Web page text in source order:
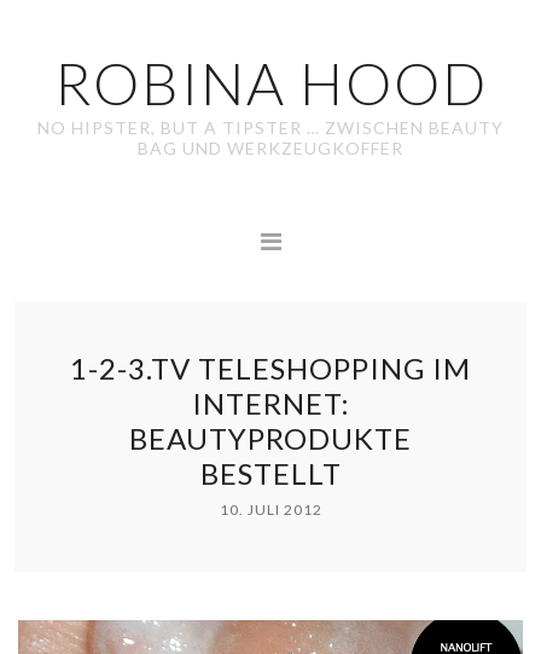
ROBINA HOOD
NO HIPSTER, BUT A TIPSTER … ZWISCHEN BEAUTY
BAG UND WERKZEUGKOFFER
1-2-3.TV TELESHOPPING IM
INTERNET:
BEAUTYPRODUKTE
BESTELLT
10. JULI 2012